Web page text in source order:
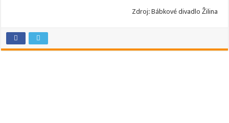
Zdroj: Bábkové divadlo Žilina